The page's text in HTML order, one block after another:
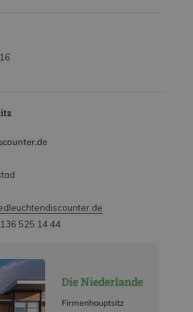
525 14 44
Die Niederlande
Firmenhauptsitz